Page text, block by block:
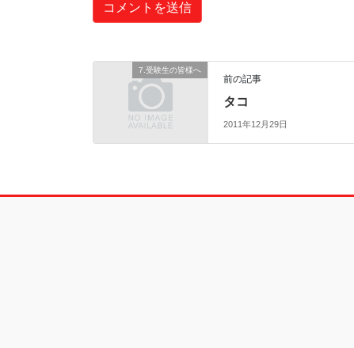
7.受験生の皆様へ
前の記事
タコ
2011年12月29日